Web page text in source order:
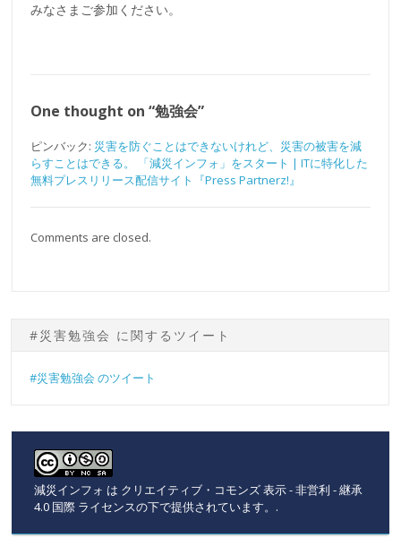
みなさまご参加ください。
One thought on “勉強会”
ピンバック: 災害を防ぐことはできないけれど、災害の被害を減
らすことはできる。 「減災インフォ」をスタート | ITに特化した
無料プレスリリース配信サイト『Press Partnerz!』
Comments are closed.
#災害勉強会 に関するツイート
#災害勉強会 のツイート
減災インフォ は クリエイティブ・コモンズ 表示 - 非営利 - 継承
4.0 国際 ライセンスの下で提供されています。 .